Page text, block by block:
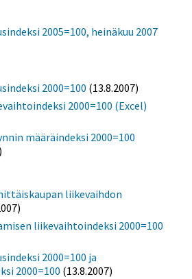
2005=100, heinäkuu 2007
2000=100 (13.8.2007)
2000=100 (Excel)
määräindeksi 2000=100
liikevaihdon
liikevaihtoindeksi 2000=100
2000=100 ja
2000=100 (13.8.2007)